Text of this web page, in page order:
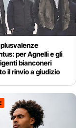
per Agnelli e gli
bianconeri
il rinvio a giudizio